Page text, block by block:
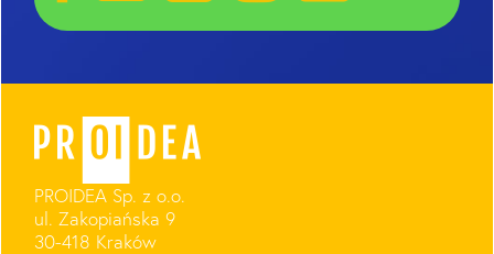
PROIDEA Sp. z o.o.
ul. Zakopiańska 9
30-418 Kraków